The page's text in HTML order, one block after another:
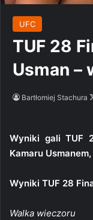
UFC
TUF 28
Usman –
Bartłomiej Stachura
Wyniki gali TUF
Kamaru
Wyniki TUF 28
Walka wieczoru